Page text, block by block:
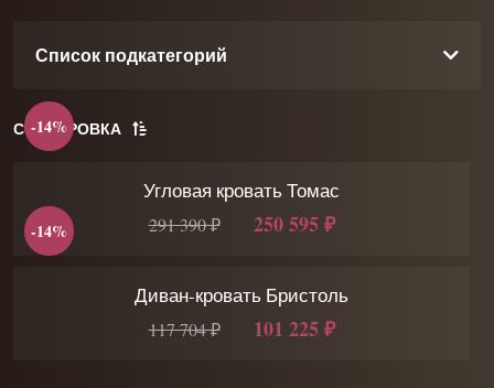
Список подкатегорий
СОРТИРОВКА
-14%
Угловая кровать Томас
291 390 ₽ 250 595 ₽
-14%
Диван-кровать Бристоль
117 704 ₽ 101 225 ₽